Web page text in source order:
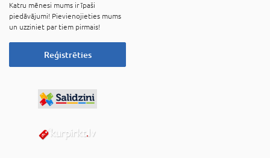
Katru mēnesi mums ir īpaši
piedāvājumi! Pievienojieties mums
un uzziniet par tiem pirmais!
Reģistrēties